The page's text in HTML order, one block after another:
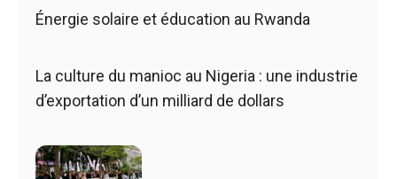
Énergie solaire et éducation au Rwanda
La culture du manioc au Nigeria : une industrie
d’exportation d’un milliard de dollars